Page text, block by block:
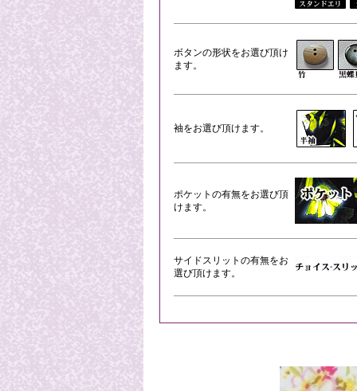
ボタンの形状をお選び頂け
ます。
袖をお選び頂けます。
ポケットの有無をお選び頂
けます。
サイドスリットの有無をお
選び頂けます。